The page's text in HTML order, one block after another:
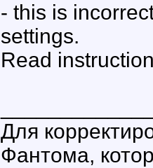
- this is
settings.
Read
Для
Фантома,